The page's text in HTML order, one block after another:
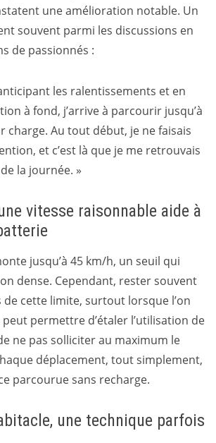
une amélioration notable. Un
souvent parmi les discussions en
de passionnés :
anticipant les ralentissements et en
à fond, j’arrive à parcourir jusqu’à
charge. Au tout début, je ne faisais
et c’est là que je me retrouvais
la journée. »
vitesse raisonnable aide à
jusqu’à 45 km/h, un seuil qui
dense. Cependant, rester souvent
de cette limite, surtout lorsque l’on
peut permettre d’étaler l’utilisation de
ne pas solliciter au maximum le
déplacement, tout simplement,
parcourue sans recharge.
une technique parfois